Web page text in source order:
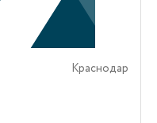
Краснодар